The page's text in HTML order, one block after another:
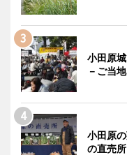
小田原
－ご当
小田原
の直売